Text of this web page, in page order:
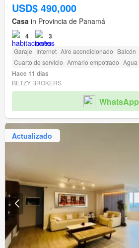
USD$ 490,000
Casa in Provincia de Panamá
4 3
Garaje Internet Aire acondicionado Balcón
Cuarto de servicio Armario empotrado Agua
Hace 11 días
BETZY BROKERS
WhatsApp
Actualizado